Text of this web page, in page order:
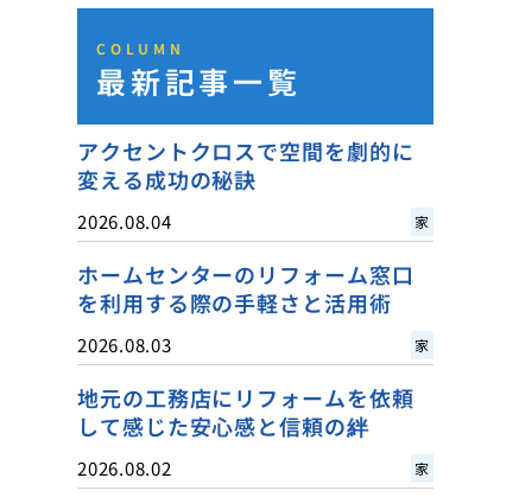
COLUMN
最新記事一覧
アクセントクロスで空間を劇的に
変える成功の秘訣
2026.08.04 家
ホームセンターのリフォーム窓口
を利用する際の手軽さと活用術
2026.08.03 家
地元の工務店にリフォームを依頼
して感じた安心感と信頼の絆
2026.08.02 家